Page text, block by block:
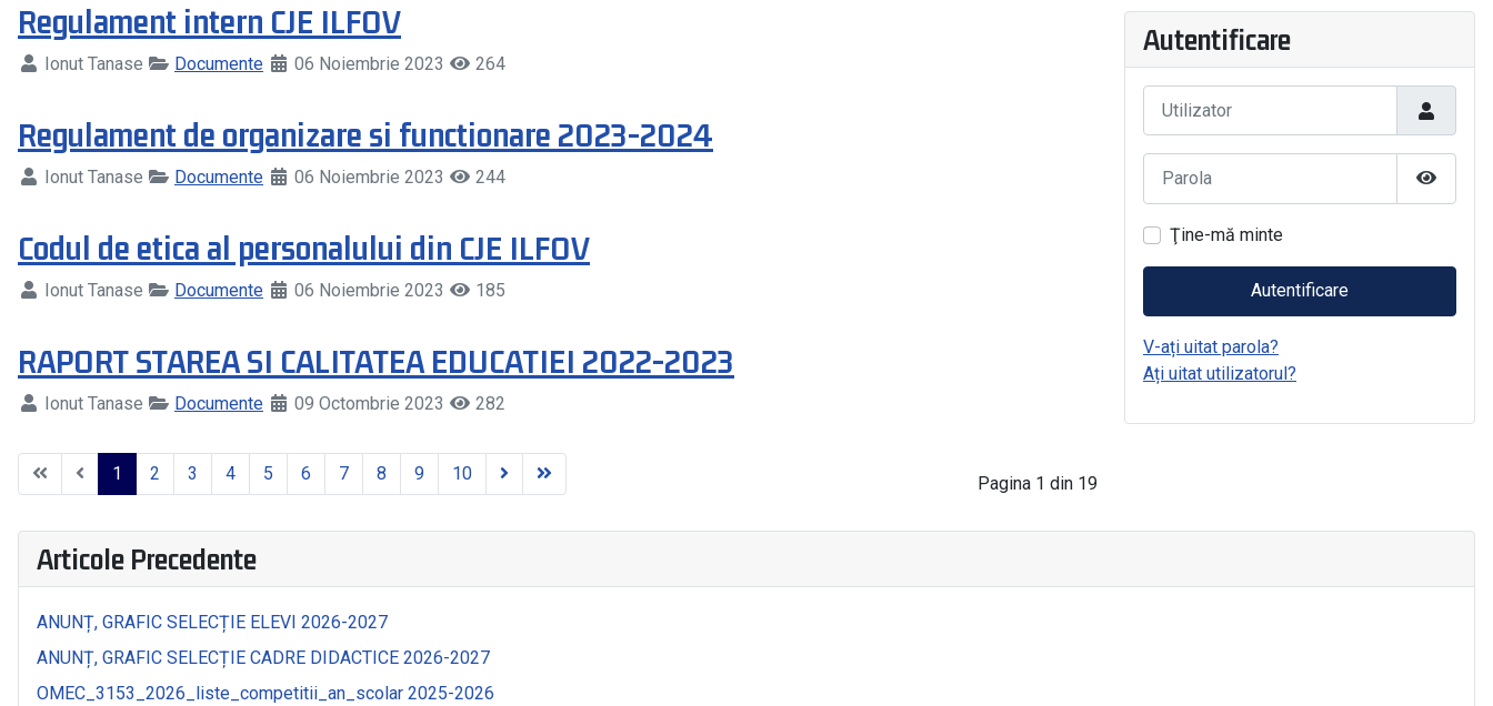
Regulament intern CJE ILFOV
Ionut Tanase Documente 06 Noiembrie 2023 264
Regulament de organizare si functionare 2023-2024
Ionut Tanase Documente 06 Noiembrie 2023 244
Codul de etica al personalului din CJE ILFOV
Ionut Tanase Documente 06 Noiembrie 2023 185
RAPORT STAREA SI CALITATEA EDUCATIEI 2022-2023
Ionut Tanase Documente 09 Octombrie 2023 282
Pagina 1 din 19
1 2 3 4 5 6 7 8 9 10
Autentificare
Arată
Ţine-mă minte
Autentificare
V-ați uitat parola?
Ați uitat utilizatorul?
Articole Precedente
ANUNȚ, GRAFIC SELECȚIE ELEVI 2026-2027
ANUNȚ, GRAFIC SELECȚIE CADRE DIDACTICE 2026-2027
OMEC_3153_2026_liste_competitii_an_scolar 2025-2026